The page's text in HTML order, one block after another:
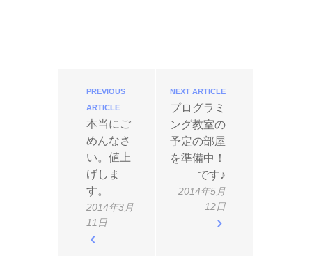
PREVIOUS
ARTICLE
本当にご
めんなさ
い。値上
げしま
す。
2014年3月
11日
NEXT ARTICLE
プログラミ
ング教室の
予定の部屋
を準備中！
です♪
2014年5月
12日